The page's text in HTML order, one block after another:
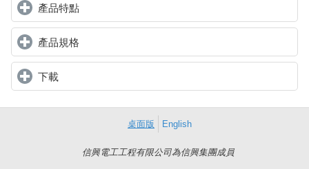
產品特點click to expand contents
產品規格
下載click to expand contents
桌面版 English
信興電工工程有限公司為信興集團成員